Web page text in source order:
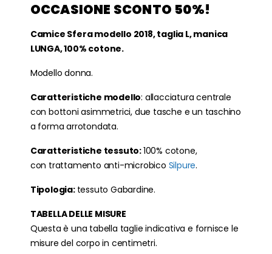
OCCASIONE SCONTO 50%!
Camice Sfera modello 2018, taglia L, manica
LUNGA, 100% cotone.
Modello donna.
Caratteristiche modello: allacciatura centrale
con bottoni asimmetrici, due tasche e un taschino
a forma arrotondata.
Caratteristiche tessuto:100% cotone,
con trattamento anti-microbico Silpure.
Tipologia: tessuto Gabardine.
TABELLA DELLE MISURE
Questa è una tabella taglie indicativa e fornisce le
misure del corpo in centimetri.